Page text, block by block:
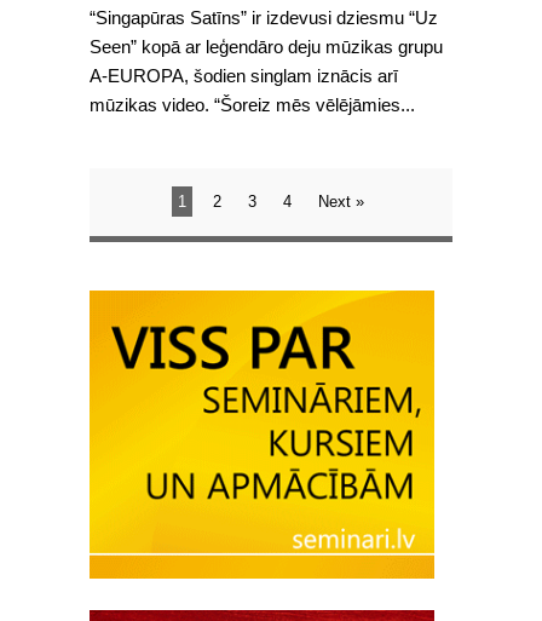
“Singapūras Satīns” ir izdevusi dziesmu “Uz
Seen” kopā ar leģendāro deju mūzikas grupu
A-EUROPA, šodien singlam iznācis arī
mūzikas video. “Šoreiz mēs vēlējāmies...
1 2 3 4 Next »